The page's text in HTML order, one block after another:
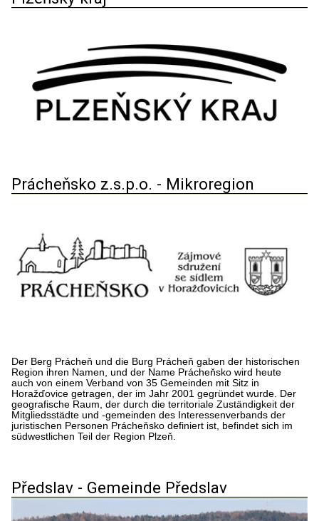
Prácheňsko z.s.p.o. - Mikroregion
Der Berg Prácheň und die Burg Prácheň gaben der historischen
Region ihren Namen, und der Name Prácheňsko wird heute
auch von einem Verband von 35 Gemeinden mit Sitz in
Horažďovice getragen, der im Jahr 2001 gegründet wurde. Der
geografische Raum, der durch die territoriale Zuständigkeit der
Mitgliedsstädte und -gemeinden des Interessenverbands der
juristischen Personen Prácheňsko definiert ist, befindet sich im
südwestlichen Teil der Region Plzeň.
Předslav - Gemeinde Předslav